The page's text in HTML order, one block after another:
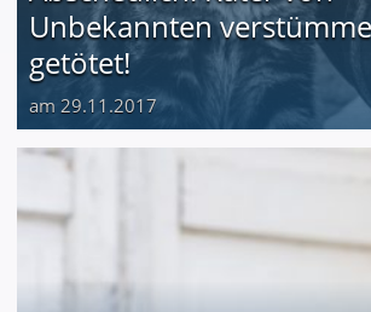
Unbekannten
getötet!
am 29.11.2017